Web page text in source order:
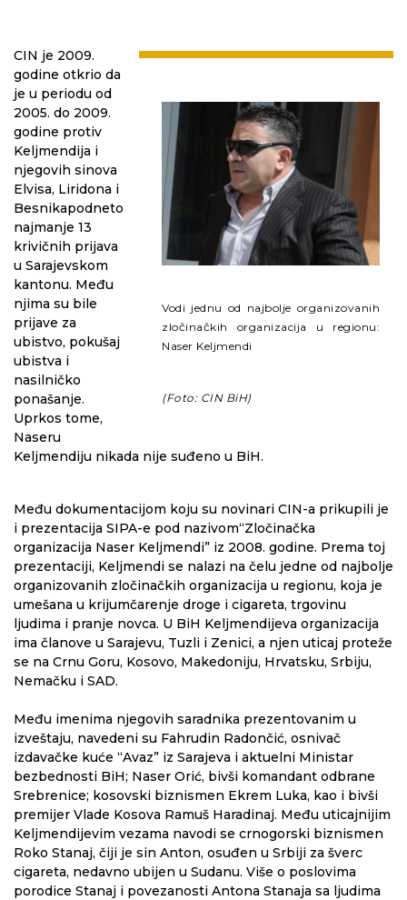
Vodi jednu od najbolje organizovanih
zločinačkih organizacija u regionu:
Naser Keljmendi
(Foto: CIN BiH)
CIN je 2009.
godine otkrio da
je u periodu od
2005. do 2009.
godine protiv
Keljmendija i
njegovih sinova
Elvisa, Liridona i
Besnikapodneto
najmanje 13
krivičnih prijava
u Sarajevskom
kantonu. Među
njima su bile
prijave za
ubistvo, pokušaj
ubistva i
nasilničko
ponašanje.
Uprkos tome,
Naseru
Keljmendiju nikada nije suđeno u BiH.
Među dokumentacijom koju su novinari CIN-a prikupili je
i prezentacija SIPA-e pod nazivom“Zločinačka
organizacija Naser Keljmendi” iz 2008. godine. Prema toj
prezentaciji, Keljmendi se nalazi na čelu jedne od najbolje
organizovanih zločinačkih organizacija u regionu, koja je
umešana u krijumčarenje droge i cigareta, trgovinu
ljudima i pranje novca. U BiH Keljmendijeva organizacija
ima članove u Sarajevu, Tuzli i Zenici, a njen uticaj proteže
se na Crnu Goru, Kosovo, Makedoniju, Hrvatsku, Srbiju,
Nemačku i SAD.
Među imenima njegovih saradnika prezentovanim u
izveštaju, navedeni su Fahrudin Radončić, osnivač
izdavačke kuće “Avaz” iz Sarajeva i aktuelni Ministar
bezbednosti BiH; Naser Orić, bivši komandant odbrane
Srebrenice; kosovski biznismen Ekrem Luka, kao i bivši
premijer Vlade Kosova Ramuš Haradinaj. Među uticajnijim
Keljmendijevim vezama navodi se crnogorski biznismen
Roko Stanaj, čiji je sin Anton, osuđen u Srbiji za šverc
cigareta, nedavno ubijen u Sudanu. Više o poslovima
porodice Stanaj i povezanosti Antona Stanaja sa ljudima